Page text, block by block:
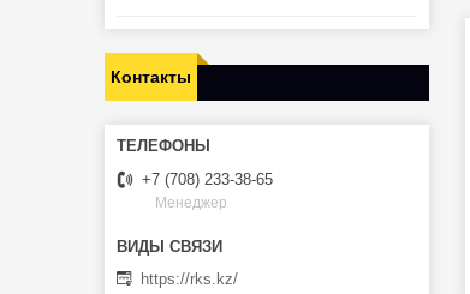
Контакты
+7 (708) 233-38-65
Менеджер
https://rks.kz/